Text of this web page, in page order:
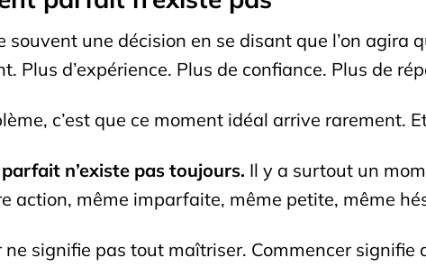
souvent une décision en se disant que l’on
Plus d’expérience. Plus de confiance. Plus de
c’est que ce moment idéal arrive rarement.
n’existe pas toujours. Il y a surtout un
action, même imparfaite, même petite, même
ne signifie pas tout maîtriser. Commencer signifie